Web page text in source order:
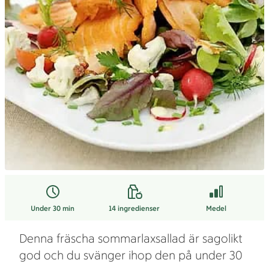
Under 30 min 14ingredienser Medel
Denna fräscha sommarlaxsallad är sagolikt
god och du svänger ihop den på under 30